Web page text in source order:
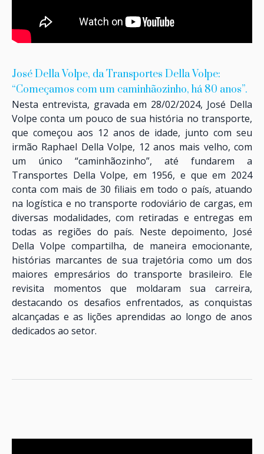
José Della Volpe, da Transportes Della Volpe:
“Começamos com um caminhãozinho, há 80 anos”.
Nesta entrevista, gravada em 28/02/2024, José Della
Volpe conta um pouco de sua história no transporte,
que começou aos 12 anos de idade, junto com seu
irmão Raphael Della Volpe, 12 anos mais velho, com
um único “caminhãozinho”, até fundarem a
Transportes Della Volpe, em 1956, e que em 2024
conta com mais de 30 filiais em todo o país, atuando
na logística e no transporte rodoviário de cargas, em
diversas modalidades, com retiradas e entregas em
todas as regiões do país. Neste depoimento, José
Della Volpe compartilha, de maneira emocionante,
histórias marcantes de sua trajetória como um dos
maiores empresários do transporte brasileiro. Ele
revisita momentos que moldaram sua carreira,
destacando os desafios enfrentados, as conquistas
alcançadas e as lições aprendidas ao longo de anos
dedicados ao setor.